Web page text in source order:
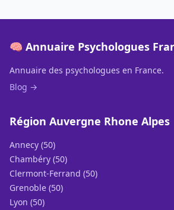
🧠 Annuaire Psychologues
Annuaire des psychologues en France.
Blog →
Région Auvergne Rhone Alpes
Annecy (50)
Chambéry (50)
Clermont-Ferrand (50)
Grenoble (50)
Lyon (50)